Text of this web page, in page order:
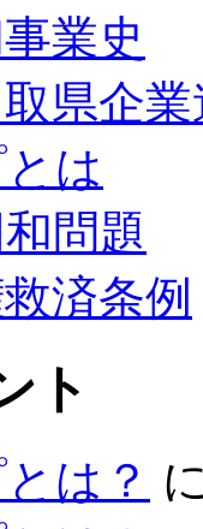
業史
県企
は
問題
済条例
ト
は？